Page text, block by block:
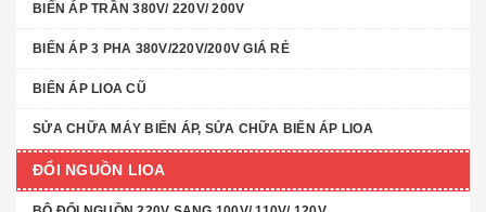
BIẾN ÁP TRẦN 380V/ 220V/ 200V
BIẾN ÁP 3 PHA 380V/220V/200V GIÁ RẺ
BIẾN ÁP LIOA CŨ
SỬA CHỮA MÁY BIẾN ÁP, SỬA CHỮA BIẾN ÁP LIOA
ĐỔI NGUỒN LIOA